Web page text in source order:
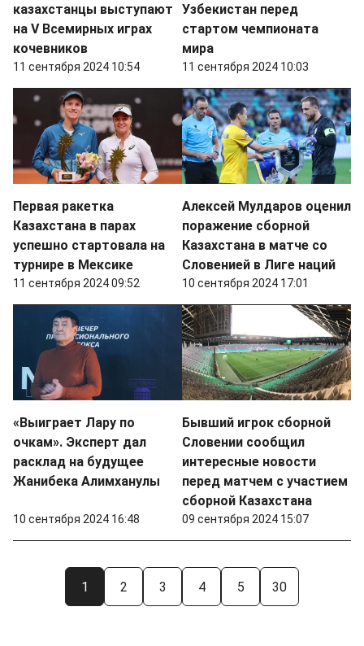
казахстанцы выступают
на V Всемирных играх
кочевников
11 сентября 2024 10:54
Узбекистан перед
стартом чемпионата
мира
11 сентября 2024 10:03
Первая ракетка
Казахстана в парах
успешно стартовала на
турнире в Мексике
11 сентября 2024 09:52
Алексей Мулдаров оценил
поражение сборной
Казахстана в матче со
Словенией в Лиге наций
10 сентября 2024 17:01
«Выиграет Лару по
очкам». Эксперт дал
расклад на будущее
Жанибека Алимханулы
10 сентября 2024 16:48
Бывший игрок сборной
Словении сообщил
интересные новости
перед матчем с участием
сборной Казахстана
09 сентября 2024 15:07
1 2 3 4 5 30